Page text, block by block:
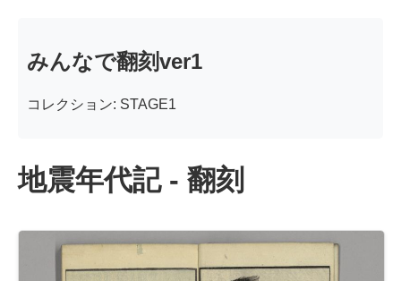
みんなで翻刻ver1
コレクション: STAGE1
地震年代記 - 翻刻